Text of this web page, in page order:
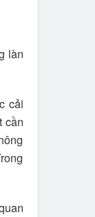
làn
cải
cần